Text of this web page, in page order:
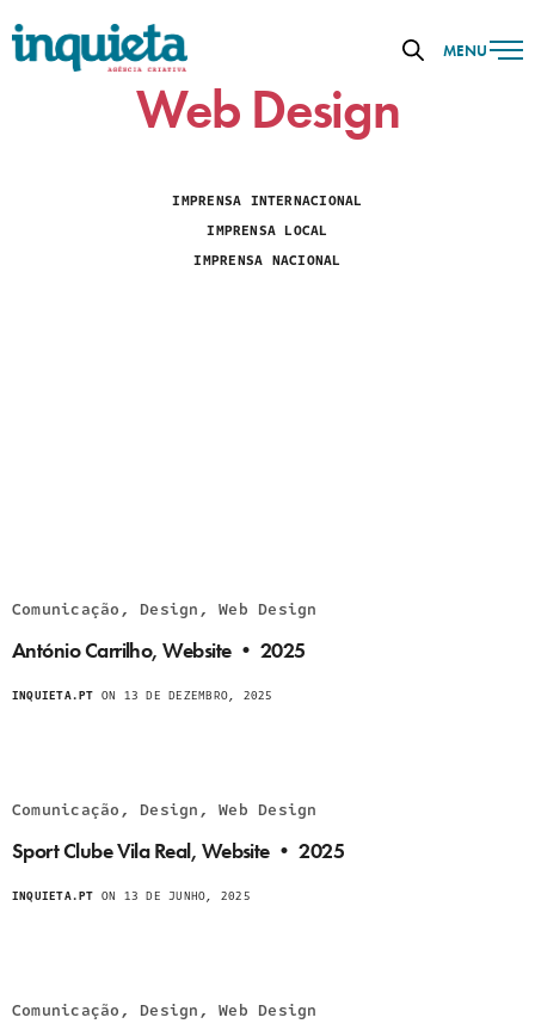
MENU
Web Design
IMPRENSA INTERNACIONAL
IMPRENSA LOCAL
IMPRENSA NACIONAL
Comunicação, Design, Web Design
António Carrilho, Website • 2025
INQUIETA.PT ON 13 DE DEZEMBRO, 2025
Comunicação, Design, Web Design
Sport Clube Vila Real, Website • 2025
INQUIETA.PT ON 13 DE JUNHO, 2025
Comunicação, Design, Web Design